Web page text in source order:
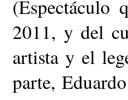
(Espectáculo
2011, y del
artista y el
parte,